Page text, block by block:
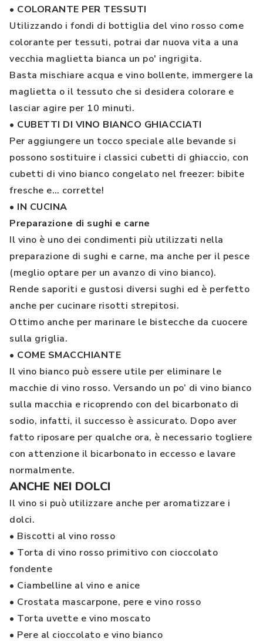
• COLORANTE PER TESSUTI
Utilizzando i fondi di bottiglia del vino rosso come
colorante per tessuti, potrai dar nuova vita a una
vecchia maglietta bianca un po' ingrigita.
Basta mischiare acqua e vino bollente, immergere la
maglietta o il tessuto che si desidera colorare e
lasciar agire per 10 minuti.
• CUBETTI DI VINO BIANCO GHIACCIATI
Per aggiungere un tocco speciale alle bevande si
possono sostituire i classici cubetti di ghiaccio, con
cubetti di vino bianco congelato nel freezer: bibite
fresche e… corrette!
• IN CUCINA
Preparazione di sughi e carne
Il vino è uno dei condimenti più utilizzati nella
preparazione di sughi e carne, ma anche per il pesce
(meglio optare per un avanzo di vino bianco).
Rende saporiti e gustosi diversi sughi ed è perfetto
anche per cucinare risotti strepitosi.
Ottimo anche per marinare le bistecche da cuocere
sulla griglia.
• COME SMACCHIANTE
Il vino bianco può essere utile per eliminare le
macchie di vino rosso. Versando un po’ di vino bianco
sulla macchia e ricoprendo con del bicarbonato di
sodio, infatti, il successo è assicurato. Dopo aver
fatto riposare per qualche ora, è necessario togliere
con attenzione il bicarbonato in eccesso e lavare
normalmente.
ANCHE NEI DOLCI
Il vino si può utilizzare anche per aromatizzare i
dolci.
• Biscotti al vino rosso
• Torta di vino rosso primitivo con cioccolato
fondente
• Ciambelline al vino e anice
• Crostata mascarpone, pere e vino rosso
• Torta uvette e vino moscato
• Pere al cioccolato e vino bianco